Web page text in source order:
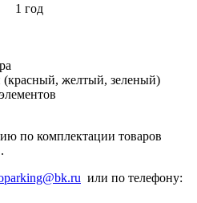
1 год
желтый, зеленый)
по комплектации товаров
или по телефону: